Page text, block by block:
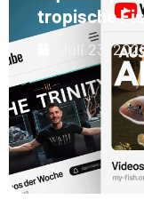
tropische
Juli 23,